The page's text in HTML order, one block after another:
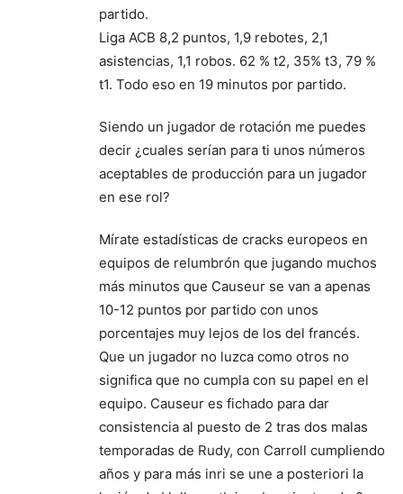
partido.
Liga ACB 8,2 puntos, 1,9 rebotes, 2,1
asistencias, 1,1 robos. 62 % t2, 35% t3, 79 %
t1. Todo eso en 19 minutos por partido.
Siendo un jugador de rotación me puedes
decir ¿cuales serían para ti unos números
aceptables de producción para un jugador
en ese rol?
Mírate estadísticas de cracks europeos en
equipos de relumbrón que jugando muchos
más minutos que Causeur se van a apenas
10-12 puntos por partido con unos
porcentajes muy lejos de los del francés.
Que un jugador no luzca como otros no
significa que no cumpla con su papel en el
equipo. Causeur es fichado para dar
consistencia al puesto de 2 tras dos malas
temporadas de Rudy, con Carroll cumpliendo
años y para más inri se une a posteriori la